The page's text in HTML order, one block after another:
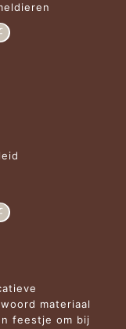
materiaal
feestje om bij